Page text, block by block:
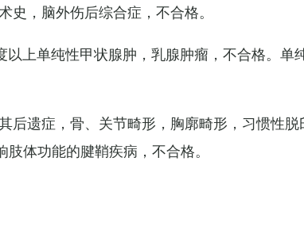
史，脑外伤后综合症，不合格。
上单纯性甲状腺肿，乳腺肿瘤，不合格。单
后遗症，骨、关节畸形，胸廓畸形，习惯性
体功能的腱鞘疾病，不合格。